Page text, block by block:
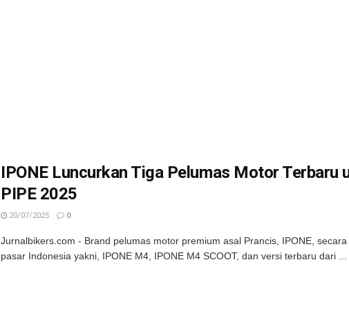
IPONE Luncurkan Tiga Pelumas Motor Terbaru
PIPE 2025
20/07/2025 0
Jurnalbikers.com - Brand pelumas motor premium asal Prancis, IPONE,
pasar Indonesia yakni, IPONE M4, IPONE M4 SCOOT, dan versi terbaru dari ...